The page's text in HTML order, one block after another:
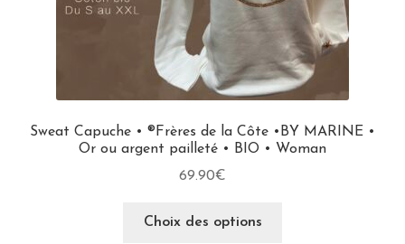
Sweat Capuche • ®Frères de la Côte •BY MARINE •
Or ou argent pailleté • BIO • Woman
69.90€
Choix des options